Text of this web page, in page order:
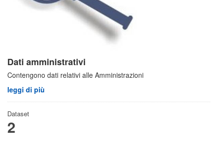
Dati amministrativi
Contengono dati relativi alle Amministrazioni
leggi di più
Dataset
2